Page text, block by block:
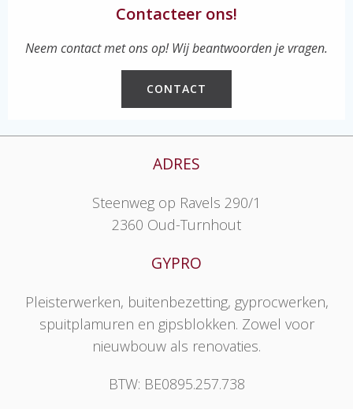
Contacteer ons!
Neem contact met ons op! Wij beantwoorden je vragen.
CONTACT
ADRES
Steenweg op Ravels 290/1
2360 Oud-Turnhout
GYPRO
Pleisterwerken, buitenbezetting, gyprocwerken,
spuitplamuren en gipsblokken. Zowel voor
nieuwbouw als renovaties.
BTW: BE0895.257.738